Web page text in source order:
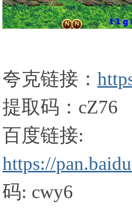
夸克链接：
提取码：cZ76
百度链接:
https://
码: cwy6